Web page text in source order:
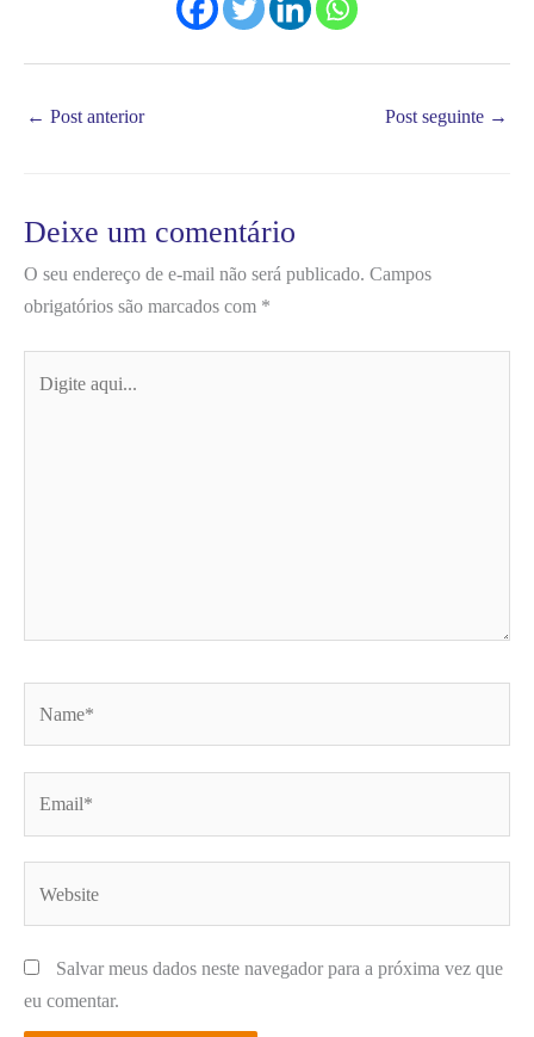
← Post anterior Post seguinte →
Deixe um comentário
O seu endereço de e-mail não será publicado. Campos
obrigatórios são marcados com *
aqui...
Salvar meus dados neste navegador para a próxima vez que
eu comentar.